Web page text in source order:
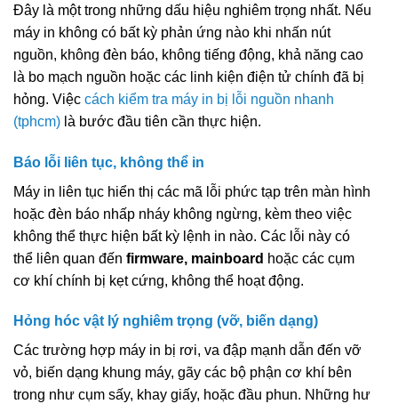
Đây là một trong những dấu hiệu nghiêm trọng nhất. Nếu
máy in không có bất kỳ phản ứng nào khi nhấn nút
nguồn, không đèn báo, không tiếng động, khả năng cao
là bo mạch nguồn hoặc các linh kiện điện tử chính đã bị
hỏng. Việc cách kiểm tra máy in bị lỗi nguồn nhanh
(tphcm) là bước đầu tiên cần thực hiện.
Báo lỗi liên tục, không thể in
Máy in liên tục hiển thị các mã lỗi phức tạp trên màn hình
hoặc đèn báo nhấp nháy không ngừng, kèm theo việc
không thể thực hiện bất kỳ lệnh in nào. Các lỗi này có
thể liên quan đến firmware, mainboard hoặc các cụm
cơ khí chính bị kẹt cứng, không thể hoạt động.
Hỏng hóc vật lý nghiêm trọng (vỡ, biến dạng)
Các trường hợp máy in bị rơi, va đập mạnh dẫn đến vỡ
vỏ, biến dạng khung máy, gãy các bộ phận cơ khí bên
trong như cụm sấy, khay giấy, hoặc đầu phun. Những hư